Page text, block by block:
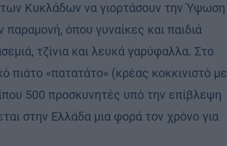
των Κυκλάδων να γιορτάσουν την Ύψωση
παραμονή, όπου γυναίκες και παιδιά
τζίνια και λευκά γαρύφαλλα. Στο
πιάτο «πατατάτο» (κρέας κοκκινιστό με
500 προσκυνητές υπό την επίβλεψη
στην Ελλάδα μια φορά τον χρόνο για